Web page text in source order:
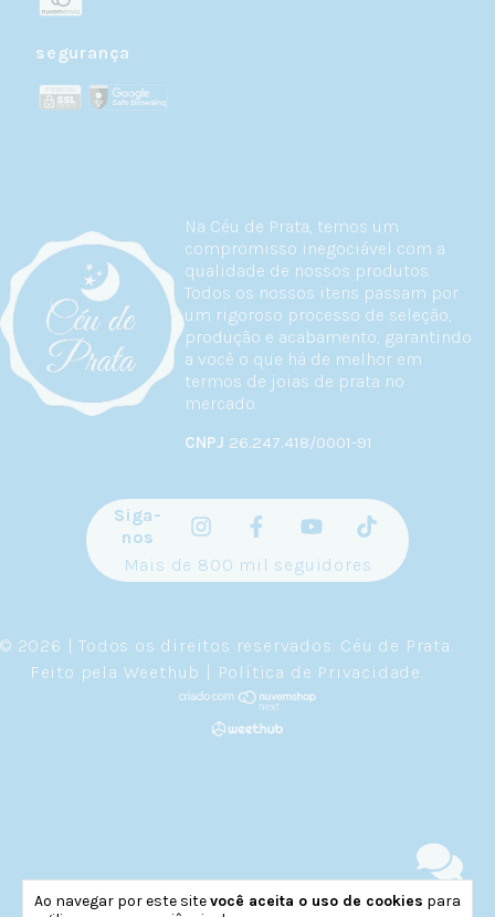
Ao navegar por este sitevocê aceita o uso de cookies para
Na Céu de Prata, temos um
compromisso inegociável com a
qualidade de nossos produtos.
Todos os nossos itens passam por
um rigoroso processo de seleção,
produção e acabamento, garantindo
a você o que há de melhor em
termos de joias de prata no
mercado.
CNPJ 26.247.418/0001-91
segurança
Siga-
nos
Mais de 800 mil seguidores
© 2026 | Todos os direitos reservados. Céu de Prata.
Feito pela Weethub Política de Privacidade.